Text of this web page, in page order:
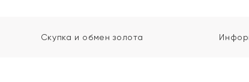
Скупка и обмен золота